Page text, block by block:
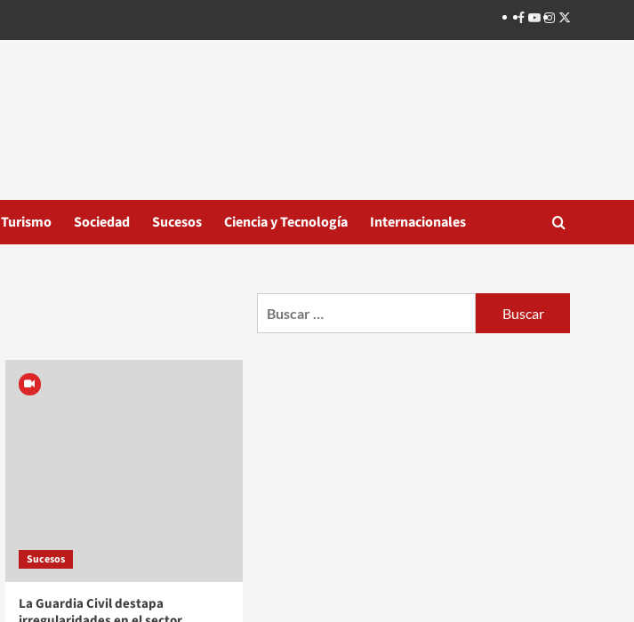
Facebook
Youtube
Instagram
Twitter
Turismo Sociedad Sucesos Ciencia y Tecnología Internacionales
Sucesos
La Guardia Civil destapa